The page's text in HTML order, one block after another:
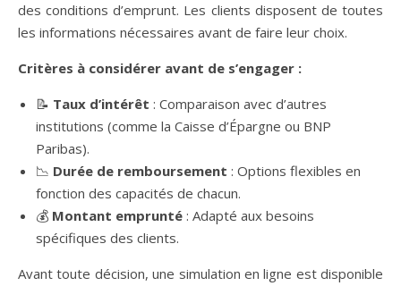
des conditions d’emprunt. Les clients disposent de toutes
les informations nécessaires avant de faire leur choix.
Critères à considérer avant de s’engager :
📝 Taux d’intérêt : Comparaison avec d’autres
institutions (comme la Caisse d’Épargne ou BNP
Paribas).
📉 Durée de remboursement : Options flexibles en
fonction des capacités de chacun.
💰 Montant emprunté : Adapté aux besoins
spécifiques des clients.
Avant toute décision, une simulation en ligne est disponible